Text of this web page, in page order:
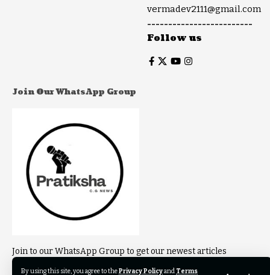
By using this site, you agree to thePrivacy Policyand Terms
vermadev2111@gmail.com
-------------------------
Follow us
Join Our WhatsApp Group
Join to our WhatsApp Group to get our newest articles